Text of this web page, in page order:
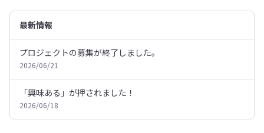
最新情報
プロジェクトの募集が終了しました。
2026/06/21
「興味ある」が押されました！
2026/06/18